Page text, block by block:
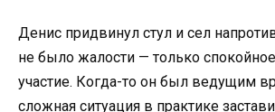
Денис придвинул стул и сел
не было жалости — только
участие. Когда-то он был ведущим
сложная ситуация в практике